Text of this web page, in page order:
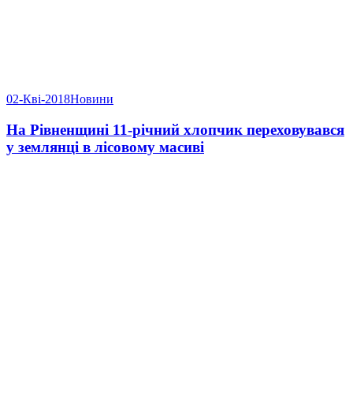
02-Кві-2018Новини
На Рівненщині 11-річний хлопчик переховувався
у землянці в лісовому масиві